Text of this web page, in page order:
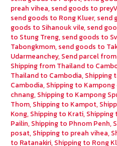
preah vihea, send goods to
send goods to Rong Kluer, send
goods to Sihanouk vile, send
to Stung Treng, send goods to
Tabongkmom, send goods to
Udarmeanchey, Send parcel
Shipping from Thailand to
Thailand to Cambodia, Shipping
Cambodia, Shipping to Kampong
chnang, Shipping to Kampong
Thom, Shipping to Kampot,
Kong, Shipping to Krati, Shipping
Pailin, Shipping to Phnom Penh,
posat, Shipping to preah vihea,
to Ratanakiri, Shipping to Rong